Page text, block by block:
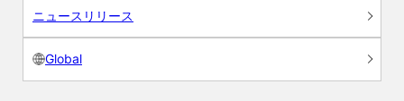
ニュースリリース
Global